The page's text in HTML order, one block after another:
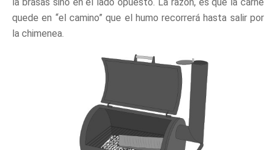
la brasas sino en el lado opuesto. La razón, es que la carne
quede en “el camino” que el humo recorrerá hasta salir por
la chimenea.